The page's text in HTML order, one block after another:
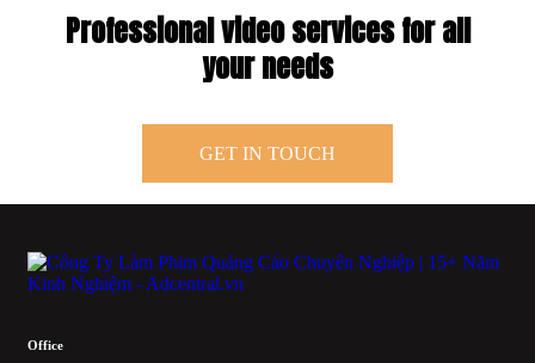
Professional video services for all
your needs
GET IN TOUCH
Office